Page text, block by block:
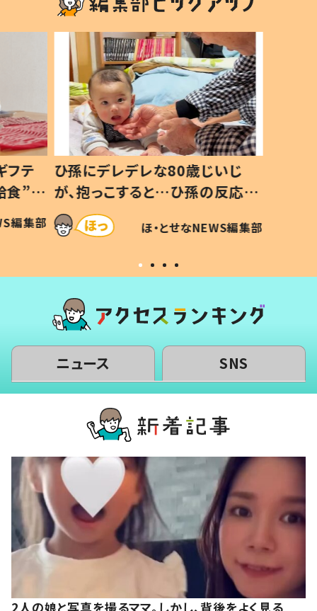
フテ
食”を
親
編集部
ひ孫にデレデレな80歳じいじ
が、抱っこすると…ひ孫の反応に
「涙が出ました」「可愛くて仕方な
い」
ほ・とせなNEWS編集部
ニュース SNS
2人の娘と写真を撮るママ。しかし、背後をよく見る